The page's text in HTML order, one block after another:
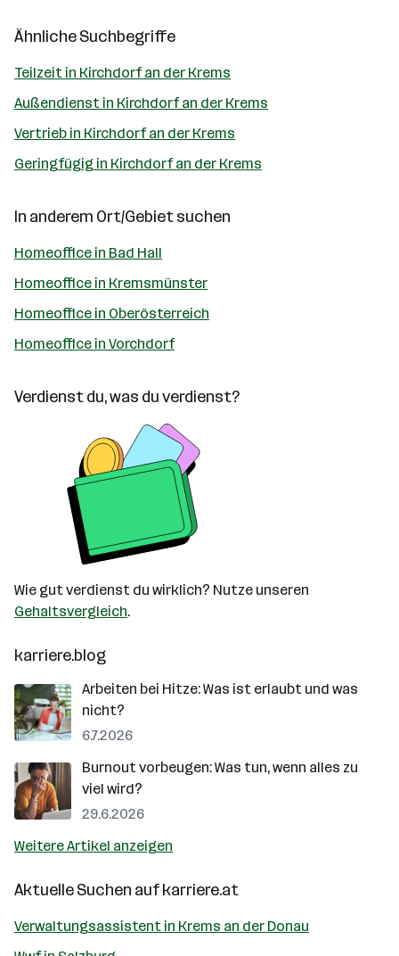
Ähnliche Suchbegriffe
Teilzeit in Kirchdorf an der Krems
Außendienst in Kirchdorf an der Krems
Vertrieb in Kirchdorf an der Krems
Geringfügig in Kirchdorf an der Krems
In anderem Ort/Gebiet suchen
Homeoffice in Bad Hall
Homeoffice in Kremsmünster
Homeoffice in Oberösterreich
Homeoffice in Vorchdorf
Verdienst du, was du verdienst?
Wie gut verdienst du wirklich? Nutze unseren
Gehaltsvergleich.
karriere.blog
Arbeiten bei Hitze: Was ist erlaubt und was
nicht?
6.7.2026
Burnout vorbeugen: Was tun, wenn alles zu
viel wird?
29.6.2026
Weitere Artikel anzeigen
Aktuelle Suchen aufkarriere.at
Verwaltungsassistent in Krems an der Donau